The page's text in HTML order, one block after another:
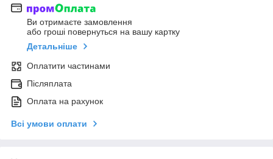
Ви отримаєте замовлення
або гроші повернуться на вашу картку
Детальніше
Оплатити частинами
Післяплата
Оплата на рахунок
Всі умови оплати